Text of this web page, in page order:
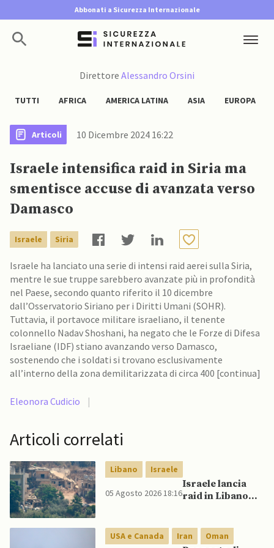
Abbonati a Sicurezza Internazionale
Direttore Alessandro Orsini
TUTTI AFRICA AMERICA LATINA ASIA EUROPA
Articoli 10 Dicembre 2024 16:22
Israele intensifica raid in Siria ma
smentisce accuse di avanzata verso
Damasco
Israele Siria
Israele ha lanciato una serie di intensi raid aerei sulla Siria,
mentre le sue truppe sarebbero avanzate più in profondità
nel Paese, secondo quanto riferito il 10 dicembre
dall’Osservatorio Siriano per i Diritti Umani (SOHR).
Tuttavia, il portavoce militare israeliano, il tenente
colonnello Nadav Shoshani, ha negato che le Forze di Difesa
Israeliane (IDF) stiano avanzando verso Damasco,
sostenendo che i soldati si trovano esclusivamente
all’interno della zona demilitarizzata di circa 400 [continua]
Eleonora Cudicio |
Articoli correlati
Libano Israele
05 Agosto 2026 18:16
Israele lancia
raid in Libano
tregua da parte
di Hezbollah
USA e Canada Iran Oman